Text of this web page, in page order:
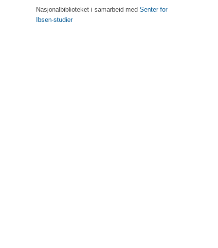
Nasjonalbiblioteket i samarbeid med Senter for
Ibsen-studier